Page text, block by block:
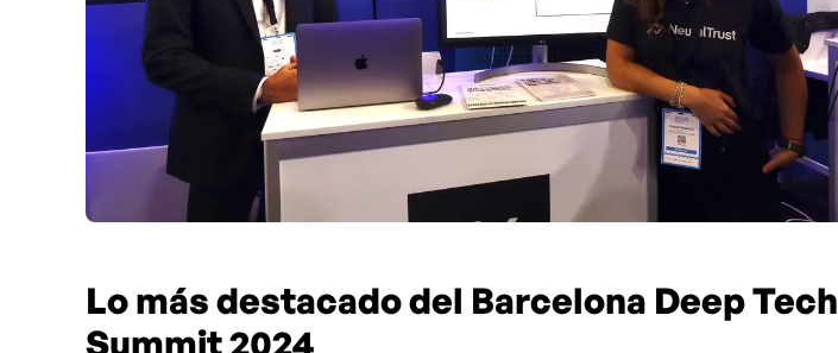
Lo más destacado del Barcelona Deep Tech
Summit 2024